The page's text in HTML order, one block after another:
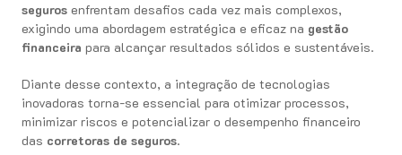
seguros enfrentam desafios cada vez mais complexos,
exigindo uma abordagem estratégica e eficaz na gestão
financeira para alcançar resultados sólidos e sustentáveis.
Diante desse contexto, a integração de tecnologias
inovadoras torna-se essencial para otimizar processos,
minimizar riscos e potencializar o desempenho financeiro
das corretoras de seguros.